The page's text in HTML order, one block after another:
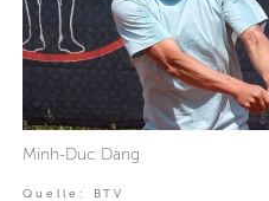
Minh-Duc Dang
Quelle: BTV